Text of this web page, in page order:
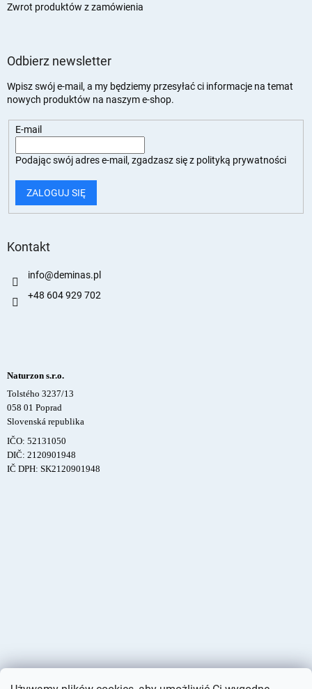
Zwrot produktów z zamówienia
Odbierz newsletter
Wpisz swój e-mail, a my będziemy przesyłać ci informacje na temat
nowych produktów na naszym e-shop.
E-mail
Podając swój adres e-mail, zgadzasz się z polityką prywatności
ZALOGUJ SIĘ
Kontakt
info@deminas.pl
+48 604 929 702
Naturzon s.r.o.
Tolstého 3237/13
058 01 Poprad
Slovenská republika
IČO: 52131050
DIČ: 2120901948
IČ DPH: SK2120901948